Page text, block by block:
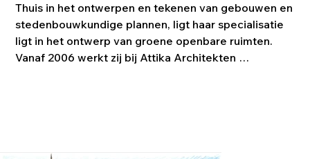
Thuis in het ontwerpen en tekenen van gebouwen en
stedenbouwkundige plannen, ligt haar specialisatie
ligt in het ontwerp van groene openbare ruimten.
Vanaf 2006 werkt zij bij Attika Architekten